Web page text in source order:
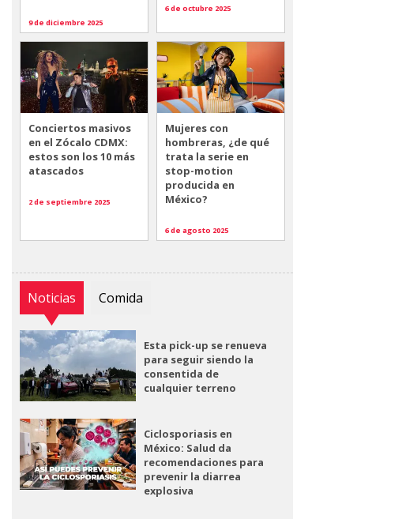
9 de diciembre 2025
6 de octubre 2025
Conciertos masivos
en el Zócalo CDMX:
estos son los 10 más
atascados
2 de septiembre 2025
Mujeres con
hombreras, ¿de qué
trata la serie en
stop-motion
producida en
México?
6 de agosto 2025
Noticias Comida
Esta pick-up se renueva
para seguir siendo la
consentida de
cualquier terreno
Ciclosporiasis en
México: Salud da
recomendaciones para
prevenir la diarrea
explosiva